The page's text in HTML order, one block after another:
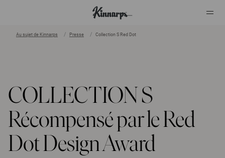
Au sujet de Kinnarps Presse Collection S Red Dot
COLLECTION S
Récompensé par le Red
Dot Design Award